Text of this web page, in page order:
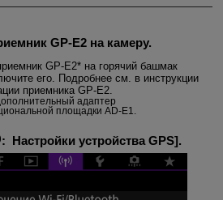
GP-E2на камеру.
GP-E2* на горячий башмак
его. Подробнее см. в инструкции
приемника GP-E2.
адаптер
площадки AD-E1.
: Настройки устройства GPS].